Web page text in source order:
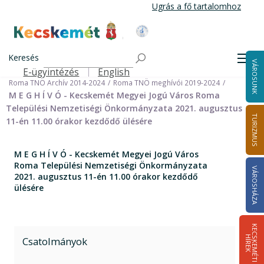
tartalomra
Ugrás a fő tartalomhoz
Kecskemét Város Honlapja
Keresés
Felső navigáció
E-ügyintézés English VÁROSUNK
TURIZMUS
VÁROSHÁZA
K
E
C
S
K
E
M
É
T
I
HÍ
R
E
K
Önkormányzat
Nemzetiségi Önkormányzatok
Roma Települési Nemzetiségi Önkormányzat
Roma TNÖ Archív 2014-2024
Roma TNÖ meghívói 2019-2024
M E G H Í V Ó - Kecskemét Megyei Jogú Város Roma
Települési Nemzetiségi Önkormányzata 2021. augusztus
11-én 11.00 órakor kezdődő ülésére
M E G H Í V Ó - Kecskemét Megyei Jogú Város
Roma Települési Nemzetiségi Önkormányzata
2021. augusztus 11-én 11.00 órakor kezdődő
ülésére
Csatolmányok